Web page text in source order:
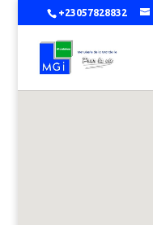
+23057828832